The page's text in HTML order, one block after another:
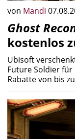
von Mandi
Ghost
kostenlos
Ubisoft
Future Soldier für
Rabatte von bis